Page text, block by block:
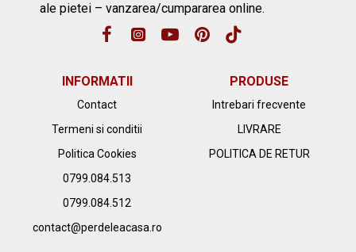
ale pietei – vanzarea/cumpararea online.
INFORMATII
Contact
Termeni si conditii
Politica Cookies
0799.084.513
0799.084.512
contact@perdeleacasa.ro
PRODUSE
Intrebari frecvente
LIVRARE
POLITICA DE RETUR